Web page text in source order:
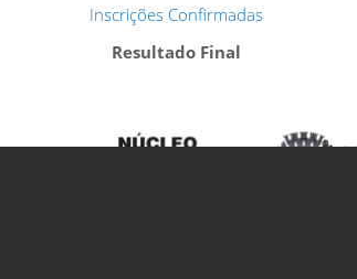
Inscrições Confirmadas
Resultado Final